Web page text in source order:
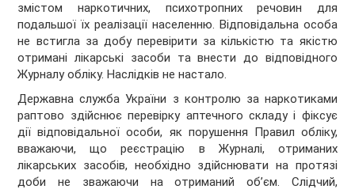
змістом наркотичних, психотропних речовин для
подальшої їх реалізації населенню. Відповідальна особа
не встигла за добу перевірити за кількістю та якістю
отримані лікарські засоби та внести до відповідного
Журналу обліку. Наслідків не настало.
Державна служба України з контролю за наркотиками
раптово здійснює перевірку аптечного складу і фіксує
дії відповідальної особи, як порушення Правил обліку,
вважаючи, що реєстрацію в Журналі, отриманих
лікарських засобів, необхідно здійснювати на протязі
доби не зважаючи на отриманий об’єм. Слідчий,